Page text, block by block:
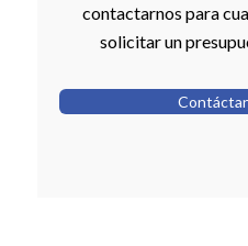
contactarnos para
solicitar un